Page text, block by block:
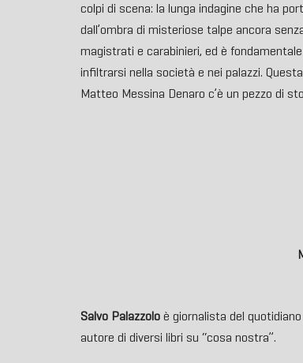
colpi di scena: la lunga indagine che ha
dall’ombra di misteriose talpe ancora
magistrati e carabinieri, ed è
infiltrarsi nella società e nei palazzi.
Matteo Messina Denaro c’è un pezzo di
Salvo Palazzolo è giornalista del
autore di diversi libri su “cosa nostra”.